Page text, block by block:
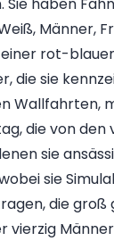
Sie haben
Männer,
rot-
die sie
Wallfahrten,
die von den
sie
sie
die groß
vierzig